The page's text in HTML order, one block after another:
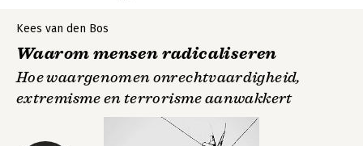
Kees van den Bos
Waarom mensen radicaliseren
Hoe waargenomen onrechtvaardigheid,
extremisme en terrorisme aanwakkert